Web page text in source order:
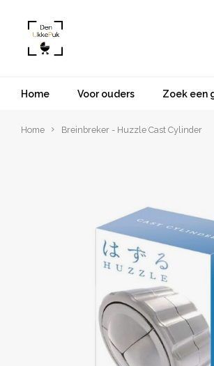
Home Voor ouders Zoek een
Home Breinbreker - Huzzle Cast Cylinder